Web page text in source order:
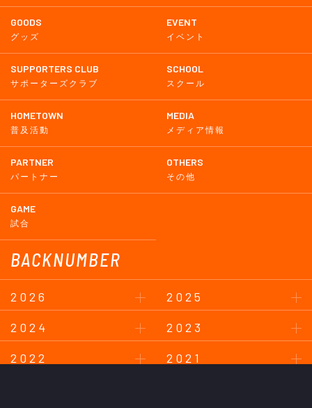
GOODS
グッズ
EVENT
イベント
SUPPORTERS CLUB
サポーターズクラブ
SCHOOL
スクール
HOMETOWN
普及活動
MEDIA
メディア情報
PARTNER
パートナー
OTHERS
その他
GAME
試合
BACKNUMBER
2026
2025
2024
2023
2022
2021